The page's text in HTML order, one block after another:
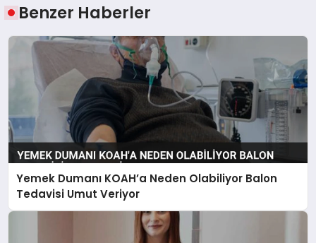
Benzer Haberler
Yemek Dumanı KOAH’a Neden Olabiliyor Balon
Tedavisi Umut Veriyor